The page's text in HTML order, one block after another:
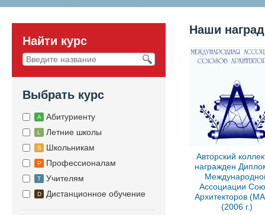
Найти курс
Выбрать курс
A Абитуриенту
L Летние школы
S Школьникам
P Профессионалам
T Учителям
D Дистанционное обучение
Наши
Авторский
награжден
Ассоциации
Архитекторов
(2006 г.)